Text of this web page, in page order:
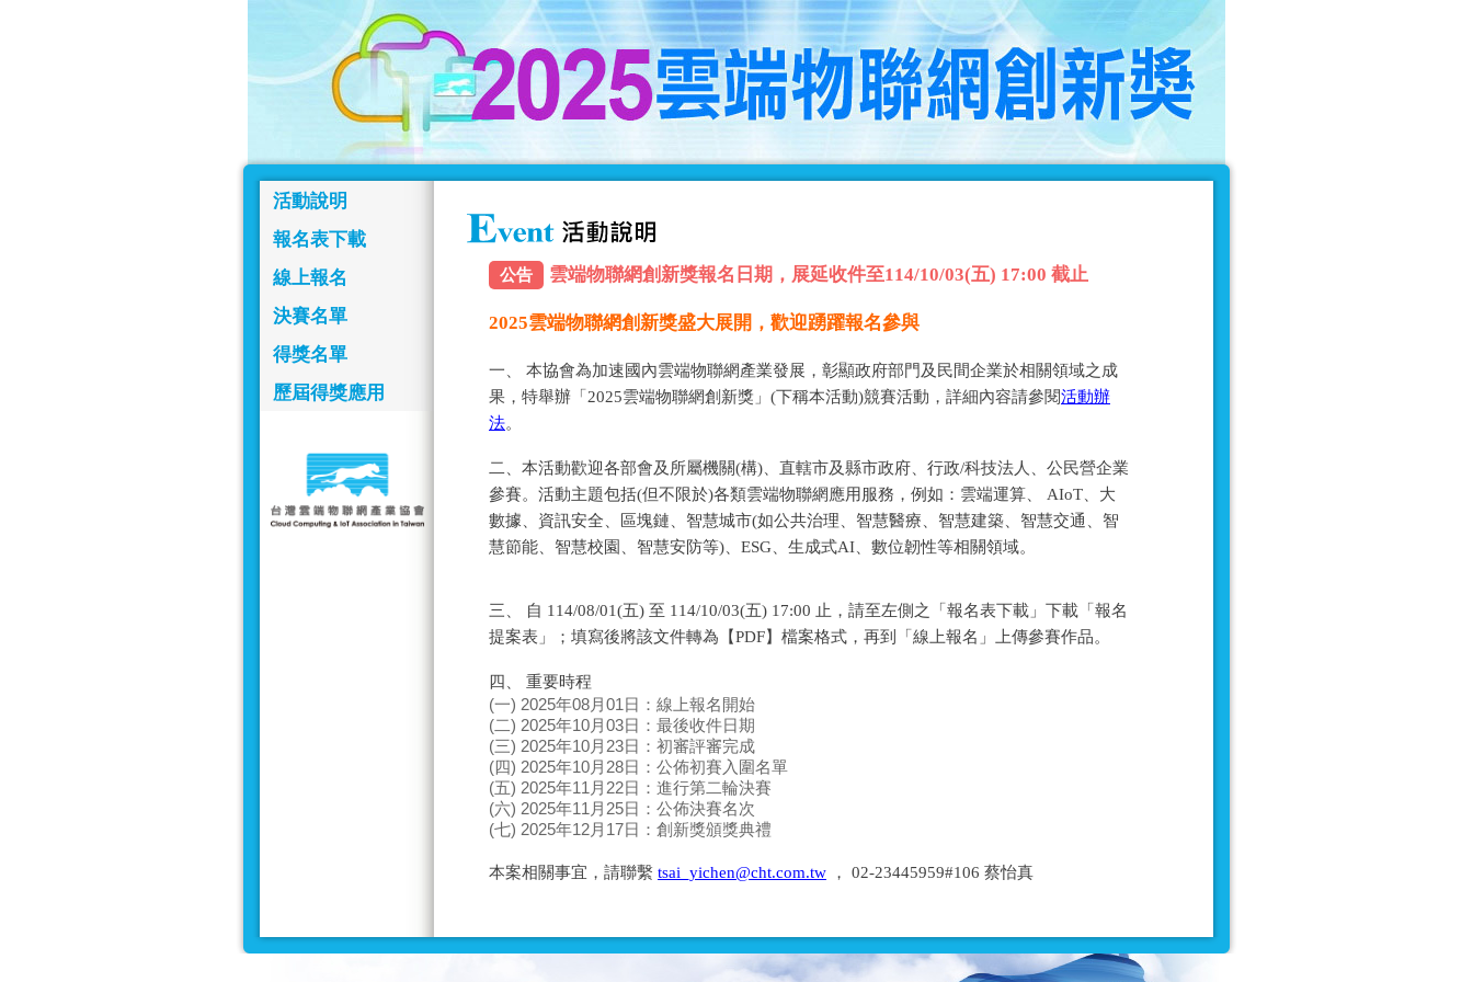
活動說明
報名表下載
線上報名
決賽名單
得獎名單
歷屆得獎應用
公告 雲端物聯網創新獎報名日期，展延收件至114/10/03(五) 17:00 截止
2025雲端物聯網創新獎盛大展開，歡迎踴躍報名參與
一、 本協會為加速國內雲端物聯網產業發展，彰顯政府部門及民間企業於相關領域之成
果，特舉辦「2025雲端物聯網創新獎」(下稱本活動)競賽活動，詳細內容請參閱活動辦
法。
二、本活動歡迎各部會及所屬機關(構)、直轄市及縣市政府、行政/科技法人、公民營企業
參賽。活動主題包括(但不限於)各類雲端物聯網應用服務，例如：雲端運算、 AIoT、大
數據、資訊安全、區塊鏈、智慧城市(如公共治理、智慧醫療、智慧建築、智慧交通、智
慧節能、智慧校園、智慧安防等)、ESG、生成式AI、數位韌性等相關領域。
三、 自 114/08/01(五) 至 114/10/03(五) 17:00 止，請至左側之「報名表下載」下載「報名
提案表」；填寫後將該文件轉為【PDF】檔案格式，再到「線上報名」上傳參賽作品。
四、 重要時程
(一) 2025年08月01日：線上報名開始
(二) 2025年10月03日：最後收件日期
(三) 2025年10月23日：初審評審完成
(四) 2025年10月28日：公佈初賽入圍名單
(五) 2025年11月22日：進行第二輪決賽
(六) 2025年11月25日：公佈決賽名次
(七) 2025年12月17日：創新獎頒獎典禮
本案相關事宜，請聯繫 tsai_yichen@cht.com.tw ， 02-23445959#106 蔡怡真